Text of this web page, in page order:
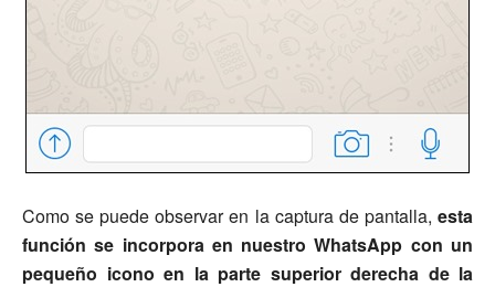
Como se puede observar en la captura de pantalla, esta
función se incorpora en nuestro WhatsApp con un
pequeño icono en la parte superior derecha de la